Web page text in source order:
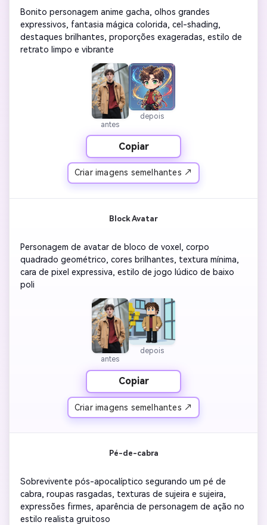
Bonito personagem anime gacha, olhos grandes
expressivos, fantasia mágica colorida, cel-shading,
destaques brilhantes, proporções exageradas, estilo de
retrato limpo e vibrante
antes
depois
Copiar
Criar imagens semelhantes ↗
Block Avatar
Personagem de avatar de bloco de voxel, corpo
quadrado geométrico, cores brilhantes, textura mínima,
cara de pixel expressiva, estilo de jogo lúdico de baixo
poli
antes
depois
Copiar
Criar imagens semelhantes ↗
Pé-de-cabra
Sobrevivente pós-apocalíptico segurando um pé de
cabra, roupas rasgadas, texturas de sujeira e sujeira,
expressões firmes, aparência de personagem de ação no
estilo realista gruitoso